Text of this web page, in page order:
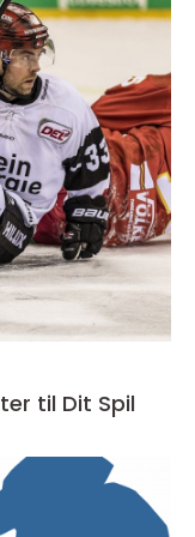
til Dit Spil